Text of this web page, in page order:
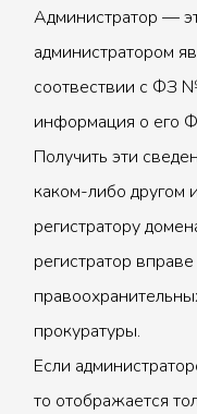
Администратор —
администратором
соотвествии с ФЗ
информация о его
Получить эти
каком-либо другом
регистратору
регистратор
прокуратуры.
Если
то отображается